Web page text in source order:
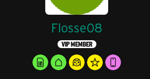
Flosse08
VIP MEMBER